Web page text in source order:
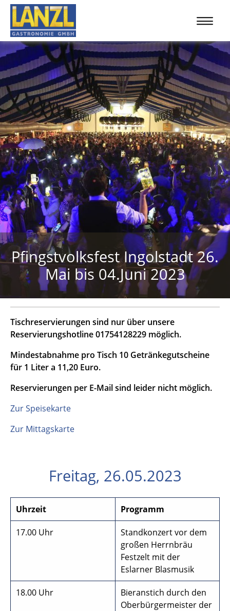
Pfingstvolksfest Ingolstadt 26.
Mai bis 04.Juni 2023
Tischreservierungen sind nur über unsere
Reservierungshotline 01754128229 möglich.
Mindestabnahme pro Tisch 10 Getränkegutscheine
für 1 Liter a 11,20 Euro.
Reservierungen per E-Mail sind leider nicht möglich.
Zur Speisekarte
Zur Mittagskarte
Freitag, 26.05.2023
Uhrzeit Programm
17.00 Uhr
Standkonzert vor dem
großen Herrnbräu
Festzelt mit der
Eslarner Blasmusik
18.00 Uhr
Bieranstich durch den
Oberbürgermeister der